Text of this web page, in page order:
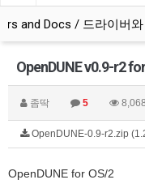
and Docs / 드라이버와
OpenDUNE v0.9-r2
좀딱 5 8,068
OpenDUNE-0.9-r2.zip
OpenDUNE for OS/2